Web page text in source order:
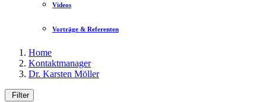
Videos
Vorträge & Referenten
Home
Kontaktmanager
Dr. Karsten Möller
Filter